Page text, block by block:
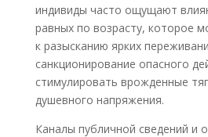
индивиды часто ощущают
равных по возрасту, которое
к разысканию ярких
санкционирование опасного
стимулировать врожденные
душевного напряжения.
Каналы публичной сведений и